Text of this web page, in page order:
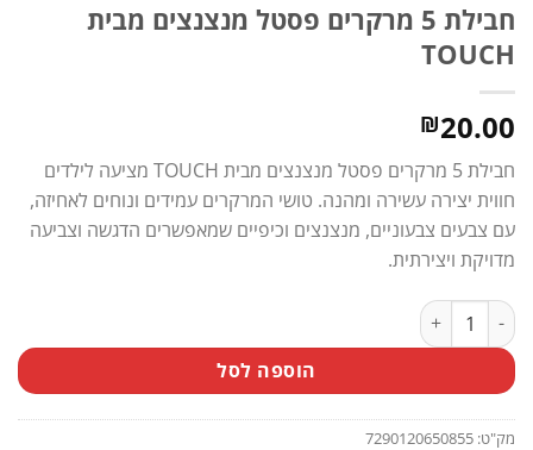
חבילת 5 מרקרים פסטל מנצנצים מבית
TOUCH
₪20.00
חבילת 5 מרקרים פסטל מנצנצים מבית TOUCH מציעה לילדים
חווית יצירה עשירה ומהנה. טושי המרקרים עמידים ונוחים לאחיזה,
עם צבעים צבעוניים, מנצנצים וכיפיים שמאפשרים הדגשה וצביעה
מדויקת ויצירתית.
כמות של חבילת 5 מרקרים פסטל מנצנצים מבית TOUCH
הוספה לסל
מק"ט: 7290120650855